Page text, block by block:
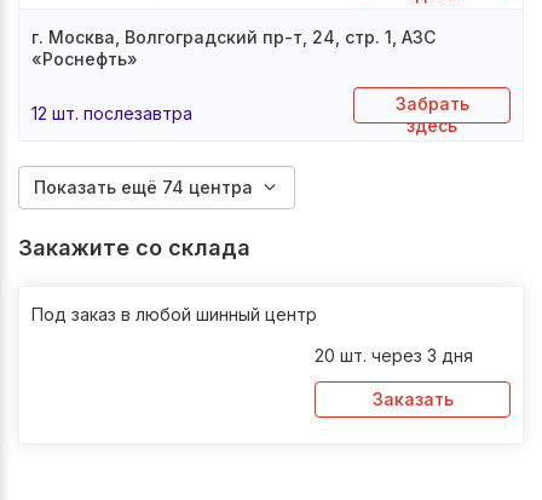
г. Москва, Волгоградский пр-т, 24, стр. 1, АЗС
«Роснефть»
12 шт. послезавтра
Забрать
здесь
Показать ещё 74 центра
Закажите со склада
Под заказ в любой шинный центр
20 шт. через 3 дня
Заказать